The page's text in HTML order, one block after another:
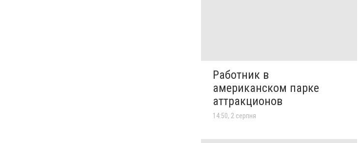
Работник в
американском парке
аттракционов
14:50, 2 серпня